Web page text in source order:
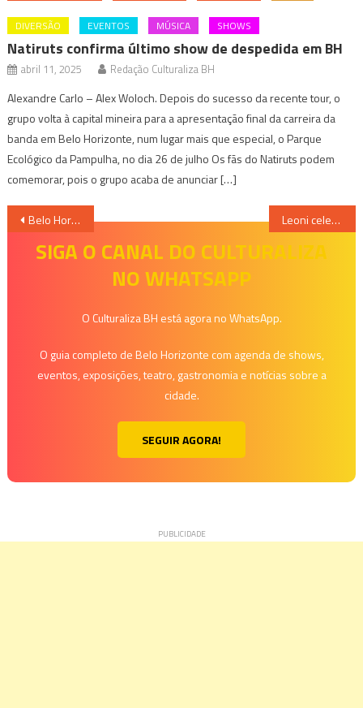
DIVERSÃO EVENTOS MÚSICA SHOWS
Natiruts confirma último show de despedida em BH
abril 11, 2025 Redação Culturaliza BH
Alexandre Carlo – Alex Woloch. Depois do sucesso da recente tour, o
grupo volta à capital mineira para a apresentação final da carreira da
banda em Belo Horizonte, num lugar mais que especial, o Parque
Ecológico da Pampulha, no dia 26 de julho Os fãs do Natiruts podem
comemorar, pois o grupo acaba de anunciar […]
Navegação
Belo Horizonte sedia a 1ª Edição do Festival Gastronômico Botecar após a pandemia Leoni celebra 40 anos de carreira em show inédito no Palácio das Artes
SIGA O CANAL DO CULTURALIZA
NO WHATSAPP
O Culturaliza BH está agora no WhatsApp.
O guia completo de Belo Horizonte com agenda de shows,
eventos, exposições, teatro, gastronomia e notícias sobre a
cidade.
SEGUIR AGORA!